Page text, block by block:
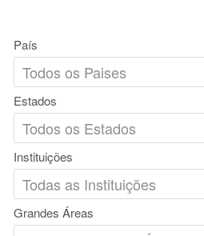
País
Estados
Instituições
Grandes Áreas